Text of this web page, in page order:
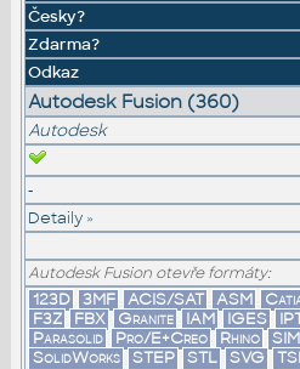
Česky?
Zdarma?
Odkaz
Autodesk Fusion (360)
Autodesk
-
Detaily »
Autodesk Fusion otevře formáty:
123D 3MF ACIS/SAT ASM
F3Z
FBX Granite IAM IGES
Parasolid
Pro/E+Creo Rhino SIM
SolidWorks STEP STL SVG